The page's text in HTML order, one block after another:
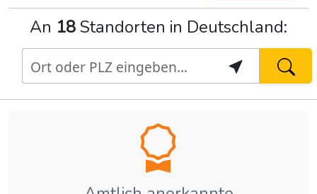
4.9
insgesamt6012Bewertungen
An 18Standorten in Deutschland:
Ort oder PLZ eingeben...